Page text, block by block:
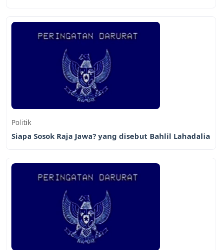
Politik
Siapa Sosok Raja Jawa? yang disebut Bahlil Lahadalia